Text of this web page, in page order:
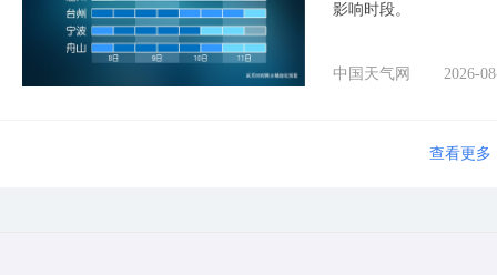
影响时段。
中国天气网 2026-
查看更多